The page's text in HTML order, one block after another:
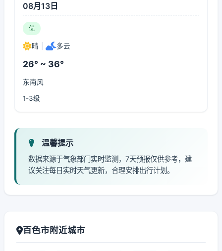
08月13日
优
晴 多云
26° ~ 36°
东南风
1-3级
温馨提示
数据来源于气象部门实时监测，7天预报仅供参考，建
议关注每日实时天气更新，合理安排出行计划。
百色市附近城市